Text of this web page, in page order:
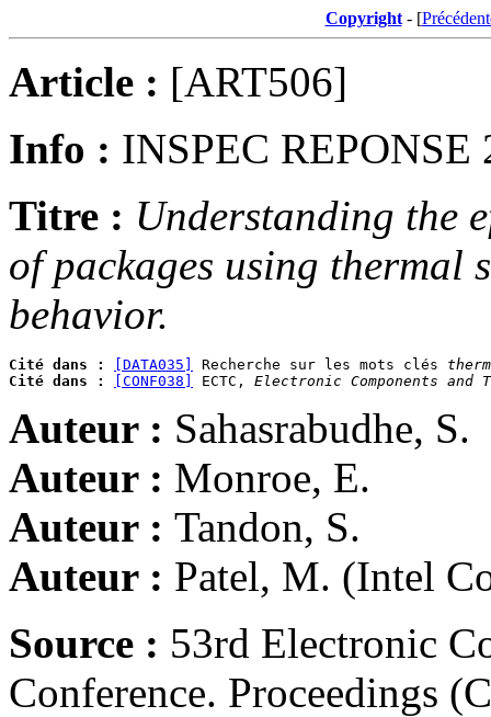
Copyright- [
Article : [ART506]
Info : INSPEC REPONSE
Titre : Understanding the
of packages using
behavior.
Cité dans : [DATA035] Recherche sur les mots clés
Cité dans :
[CONF038] ECTC, Electronic Components and
Auteur : Sahasrabudhe, S.
Auteur : Monroe, E.
Auteur : Tandon, S.
Auteur : Patel, M. (Intel
Source : 53rd Electronic
Conference. Proceedings